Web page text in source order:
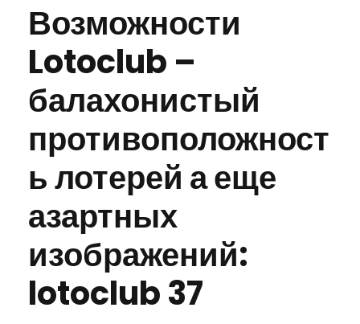
Возможности
Lotoclub –
балахонистый
противоположност
ь лотерей а еще
азартных
изображений:
lotoclub 37